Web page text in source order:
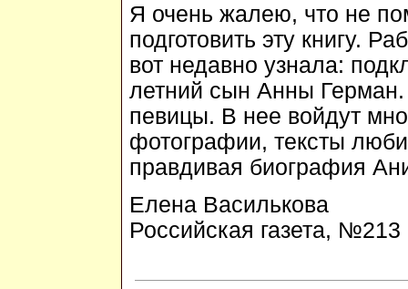
Я очень жалею, что не
подготовить эту книгу.
вот недавно узнала:
летний сын Анны Герман.
певицы. В нее войдут
фотографии, тексты
правдивая биография
Елена Василькова
Российская газета,